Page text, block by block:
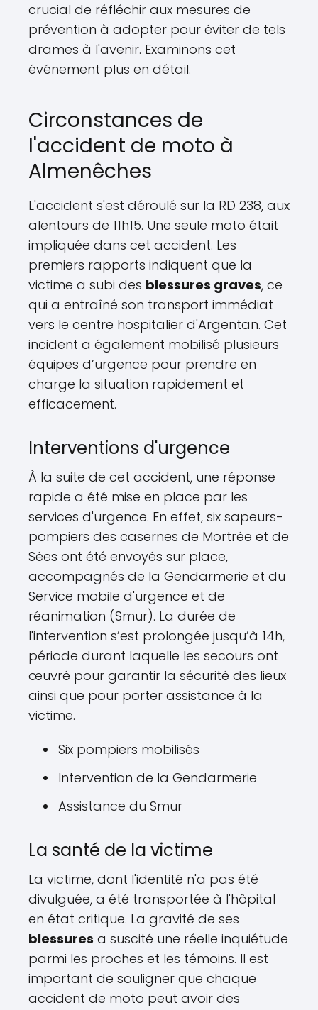
crucial de réfléchir aux mesures de
prévention à adopter pour éviter de tels
drames à l'avenir. Examinons cet
événement plus en détail.
Circonstances de
l'accident de moto à
Almenêches
L'accident s'est déroulé sur la RD 238, aux
alentours de 11h15. Une seule moto était
impliquée dans cet accident. Les
premiers rapports indiquent que la
victime a subi des blessures graves, ce
qui a entraîné son transport immédiat
vers le centre hospitalier d'Argentan. Cet
incident a également mobilisé plusieurs
équipes d’urgence pour prendre en
charge la situation rapidement et
efficacement.
Interventions d'urgence
À la suite de cet accident, une réponse
rapide a été mise en place par les
services d'urgence. En effet, six sapeurs-
pompiers des casernes de Mortrée et de
Sées ont été envoyés sur place,
accompagnés de la Gendarmerie et du
Service mobile d'urgence et de
réanimation (Smur). La durée de
l'intervention s’est prolongée jusqu’à 14h,
période durant laquelle les secours ont
œuvré pour garantir la sécurité des lieux
ainsi que pour porter assistance à la
victime.
Six pompiers mobilisés
Intervention de la Gendarmerie
Assistance du Smur
La santé de la victime
La victime, dont l'identité n'a pas été
divulguée, a été transportée à l'hôpital
en état critique. La gravité de ses
blessures a suscité une réelle inquiétude
parmi les proches et les témoins. Il est
important de souligner que chaque
accident de moto peut avoir des